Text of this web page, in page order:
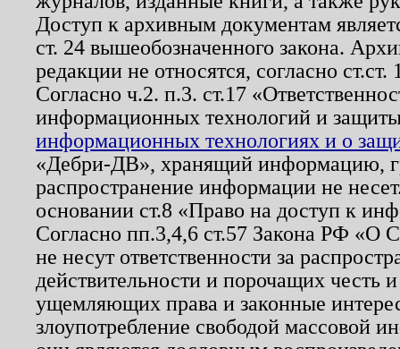
Доступ к архивным документам
ст. 24 вышеобозначенного закона.
редакции не относятся, согласно
Согласно ч.2. п.3. ст.17
информационных технологий и
информационных технологиях и о
«Дебри-ДВ», хранящий информацию,
распространение информации не
основании ст.8 «Право на доступ к
Согласно пп.3,4,6 ст.57 Закона РФ «О
не несут ответственности за
действительности и порочащих честь
ущемляющих права и законные
злоупотребление свободой массовой